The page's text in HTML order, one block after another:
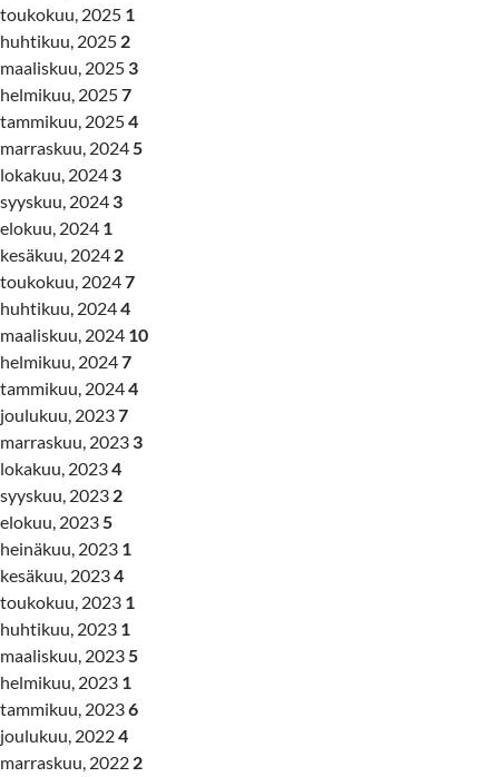
toukokuu, 2025 1
huhtikuu, 2025 2
maaliskuu, 2025 3
helmikuu, 20257
tammikuu, 20254
marraskuu, 20245
lokakuu, 2024 3
syyskuu, 2024 3
elokuu, 2024 1
kesäkuu, 2024 2
toukokuu, 20247
huhtikuu, 20244
maaliskuu, 2024 10
helmikuu, 20247
tammikuu, 20244
joulukuu, 20237
marraskuu, 2023 3
lokakuu, 20234
syyskuu, 2023 2
elokuu, 20235
heinäkuu, 2023 1
kesäkuu, 20234
toukokuu, 2023 1
huhtikuu, 2023 1
maaliskuu, 20235
helmikuu, 2023 1
tammikuu, 20236
joulukuu, 20224
marraskuu, 2022 2